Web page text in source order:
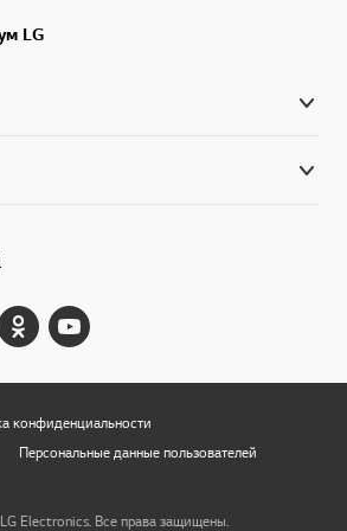
LG
конфиденциальности
Персональные данные пользователей
Electronics. Все права защищены.